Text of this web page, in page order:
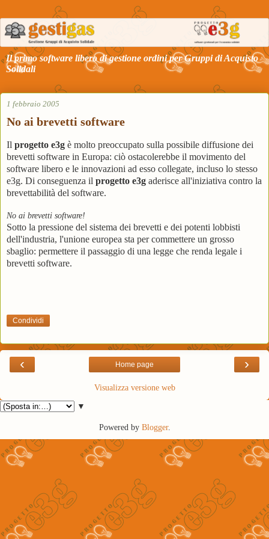
Il primo software libero di gestione ordini per Gruppi di Acquisto
Solidali
1 febbraio 2005
No ai brevetti software
Il progetto e3g è molto preoccupato sulla possibile diffusione dei
brevetti software in Europa: ciò ostacolerebbe il movimento del
software libero e le innovazioni ad esso collegate, incluso lo stesso
e3g. Di conseguenza il progetto e3g aderisce all'iniziativa contro la
brevettabilità del software.
No ai brevetti software!
Sotto la pressione del sistema dei brevetti e dei potenti lobbisti
dell'industria, l'unione europea sta per commettere un grosso
sbaglio: permettere il passaggio di una legge che renda legale i
brevetti software.
Condividi
‹ ›
Home page
Visualizza versione web
▼
Powered by Blogger.